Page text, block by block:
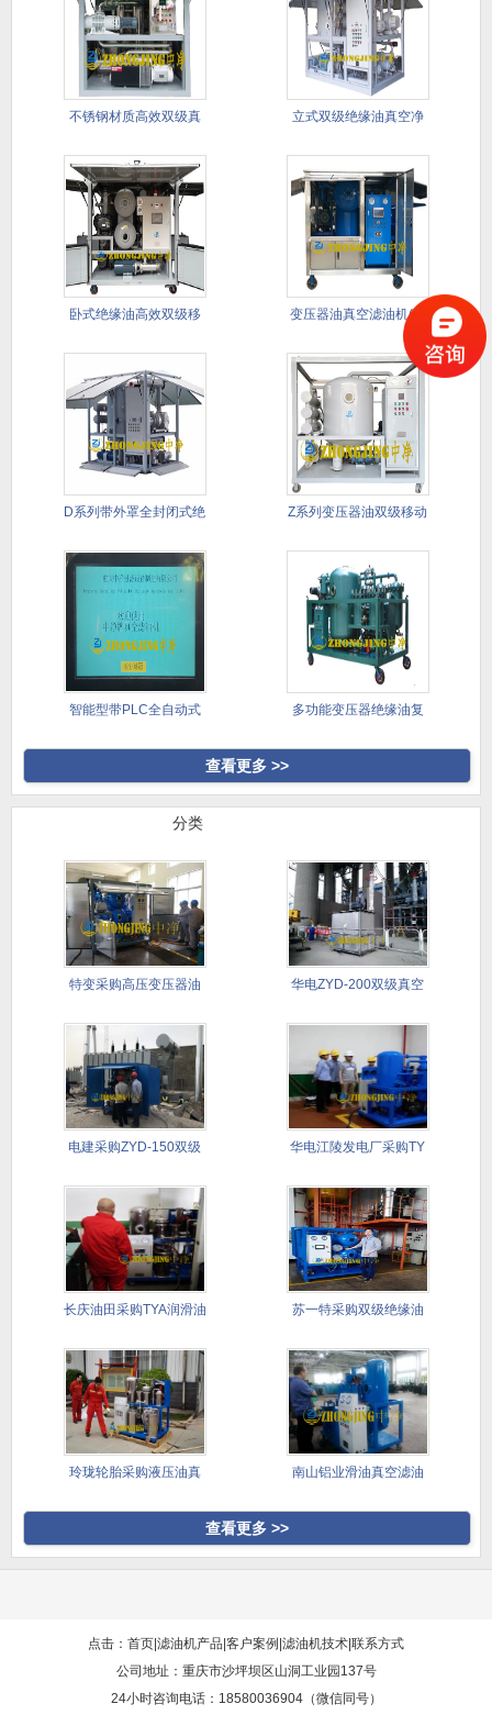
不锈钢材质高效双级真 立式双级绝缘油真空净
卧式绝缘油高效双级移 变压器油真空滤油机(带
D系列带外罩全封闭式绝 Z系列变压器油双级移动
智能型带PLC全自动式 多功能变压器绝缘油复
查看更多 >>
分类
特变采购高压变压器油 华电ZYD-200双级真空
电建采购ZYD-150双级 华电江陵发电厂采购TY
长庆油田采购TYA润滑油 苏一特采购双级绝缘油
玲珑轮胎采购液压油真 南山铝业滑油真空滤油
查看更多 >>
点击：首页 滤油机产品 客户案例 滤油机技术 联系方式
公司地址：重庆市沙坪坝区山洞工业园137号
24小时咨询电话：18580036904（微信同号）